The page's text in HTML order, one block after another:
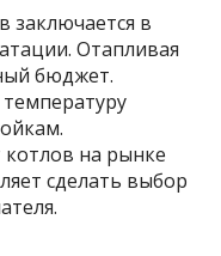
заключается в
Отапливая
бюджет.
на рынке
сделать выбор